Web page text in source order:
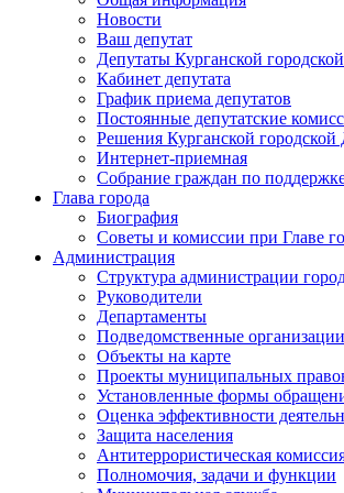
Новости
Ваш депутат
Депутаты Курганской
Кабинет депутата
График приема депутатов
Постоянные депутатские
Решения Курганской
Интернет-приемная
Собрание граждан по
Глава города
Биография
Советы и комиссии при Главе
Администрация
Структура администрации
Руководители
Департаменты
Подведомственные организации
Объекты на карте
Проекты муниципальных
Установленные формы
Оценка эффективности
Защита населения
Антитеррористическая
Полномочия, задачи и функции